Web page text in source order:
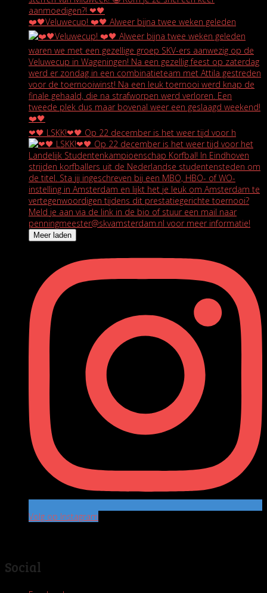
❤️🖤Veluwecup! ❤️🖤 Alweer bijna twee weken geleden
❤🖤 LSKK!❤🖤 Op 22 december is het weer tijd voor h
Meer laden
Volg op Instagram
Social